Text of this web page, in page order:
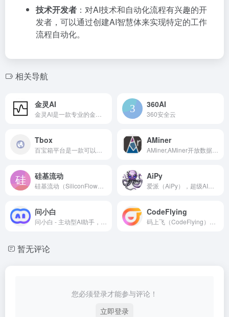
技术开发者 ：对AI技术和自动化流程有兴趣的开
发者，可以通过创建AI智慧体来实现特定的工作
流程自动化。
相关导航
金灵AI 360AI
360安全云
Tbox AMiner
硅基流动 AiPy
问小白 CodeFlying
暂无评论
您必须登录才能参与评论！
立即登录